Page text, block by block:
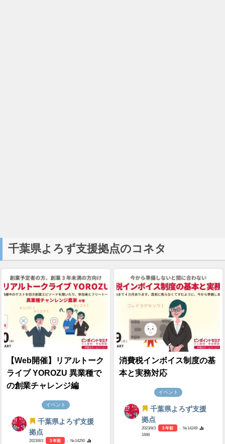
千葉県よろず支援拠点のコネタ
【Web開催】リアルトーク
ライブ YOROZU 異業種で
の創業チャレンジ編
イベント
千葉県よろず支援
拠点
2023/8/3 3 年前
- №14250
消費税インボイス制度の基
本と実務対応
イベント
千葉県よろず支援
拠点
2023/8/3 3 年前
- №14249
1688